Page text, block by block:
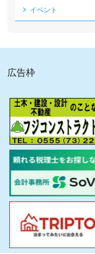
イベント
広告枠